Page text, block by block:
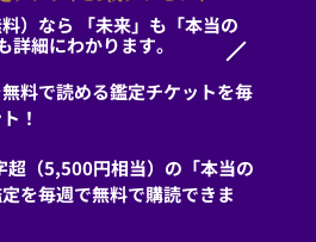
）なら
「未来」も「本当の
詳細にわかります。
料で読める鑑定チケットを毎
！
（5,500円相当）の「本当の
を毎週で無料で購読できま